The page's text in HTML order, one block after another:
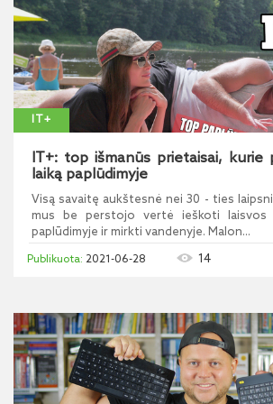
IT+
IT+: top išmanūs prietaisai, kurie
laiką paplūdimyje
Visą savaitę aukštesnė nei 30 - ties
mus be perstojo vertė ieškoti
paplūdimyje ir mirkti vandenyje. Malon...
2021-06-28 14